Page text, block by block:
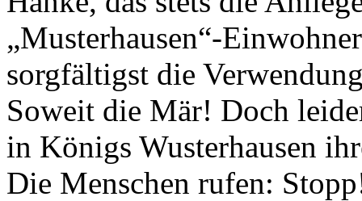
„Musterhausen“-
sorgfältigst die
Soweit die Mär! Doch
in Königs Wusterhausen
Die Menschen rufen: